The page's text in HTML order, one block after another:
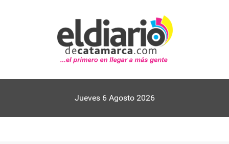
Jueves 6 Agosto 2026